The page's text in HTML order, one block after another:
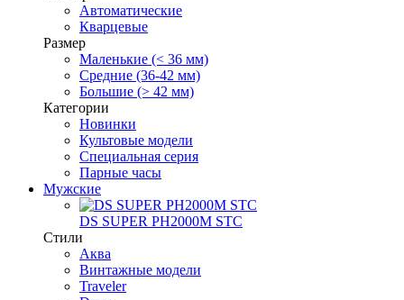
Автоматические
Кварцевые
Размер
Маленькие (< 36 мм)
Средние (36-42 мм)
Большие (> 42 мм)
Категории
Новинки
Культовые модели
Специальная серия
Парные часы
Мужские
DS SUPER PH2000M STC
Стили
Аква
Винтажные модели
Traveler